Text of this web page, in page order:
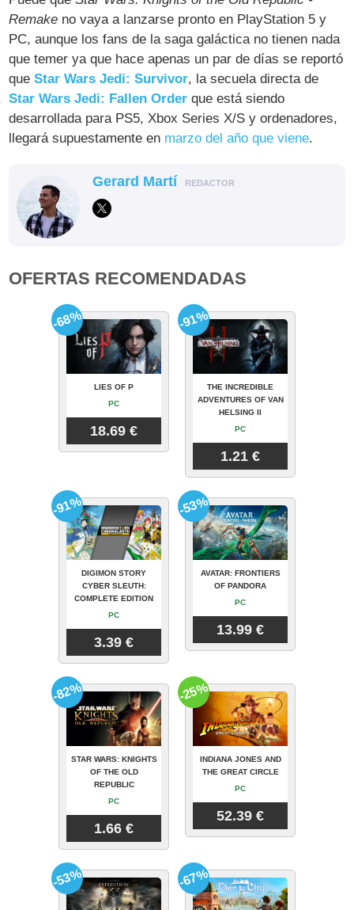
Remake no vaya a lanzarse pronto en PlayStation 5 y
PC, aunque los fans de la saga galáctica no tienen nada
que temer ya que hace apenas un par de días se reportó
queStar Wars Jedi: Survivor, la secuela directa de
Star Wars Jedi: Fallen Order que está siendo
desarrollada para PS5, Xbox Series X/S y ordenadores,
llegará supuestamente en marzo del año que viene.
Gerard Martí REDACTOR
OFERTAS RECOMENDADAS
LIES OF P
PC
18.69 €
-68%
THE INCREDIBLE
ADVENTURES OF VAN
HELSING II
PC
1.21 €
-91%
DIGIMON STORY
CYBER SLEUTH:
COMPLETE EDITION
PC
3.39 €
-91%
AVATAR: FRONTIERS
OF PANDORA
PC
13.99 €
-53%
STAR WARS: KNIGHTS
OF THE OLD
REPUBLIC
PC
1.66 €
-82%
INDIANA JONES AND
THE GREAT CIRCLE
PC
52.39 €
-25%
-53% -67%